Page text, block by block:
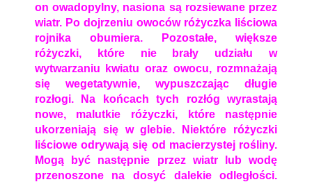
on owadopylny, nasiona są rozsiewane przez
wiatr. Po dojrzeniu owoców różyczka liściowa
rojnika obumiera. Pozostałe, większe
różyczki, które nie brały udziału w
wytwarzaniu kwiatu oraz owocu, rozmnażają
się wegetatywnie, wypuszczając długie
rozłogi. Na końcach tych rozłóg wyrastają
nowe, malutkie różyczki, które następnie
ukorzeniają się w glebie. Niektóre różyczki
liściowe odrywają się od macierzystej rośliny.
Mogą być następnie przez wiatr lub wodę
przenoszone na dosyć dalekie odległości.